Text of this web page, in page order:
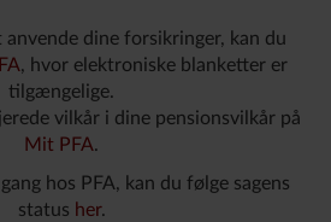
dine forsikringer, kan du
, hvor elektroniske blanketter er
tilgængelige.
vilkår i dine pensionsvilkår på
Mit PFA.
hos PFA, kan du følge sagens
status her.